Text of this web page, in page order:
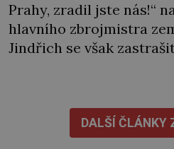
Prahy, zradil jste nás!“
hlavního zbrojmistra
Jindřich se však
stačily! Škola pro něj
Hýzrle z Chodů
chlapec chce
DALŠÍ ČLÁNKY